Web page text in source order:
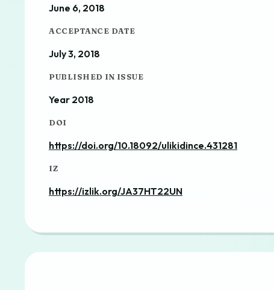
June 6, 2018
ACCEPTANCE DATE
July 3, 2018
PUBLISHED IN ISSUE
Year 2018
DOI
https://doi.org/10.18092/ulikidince.431281
IZ
https://izlik.org/JA37HT22UN